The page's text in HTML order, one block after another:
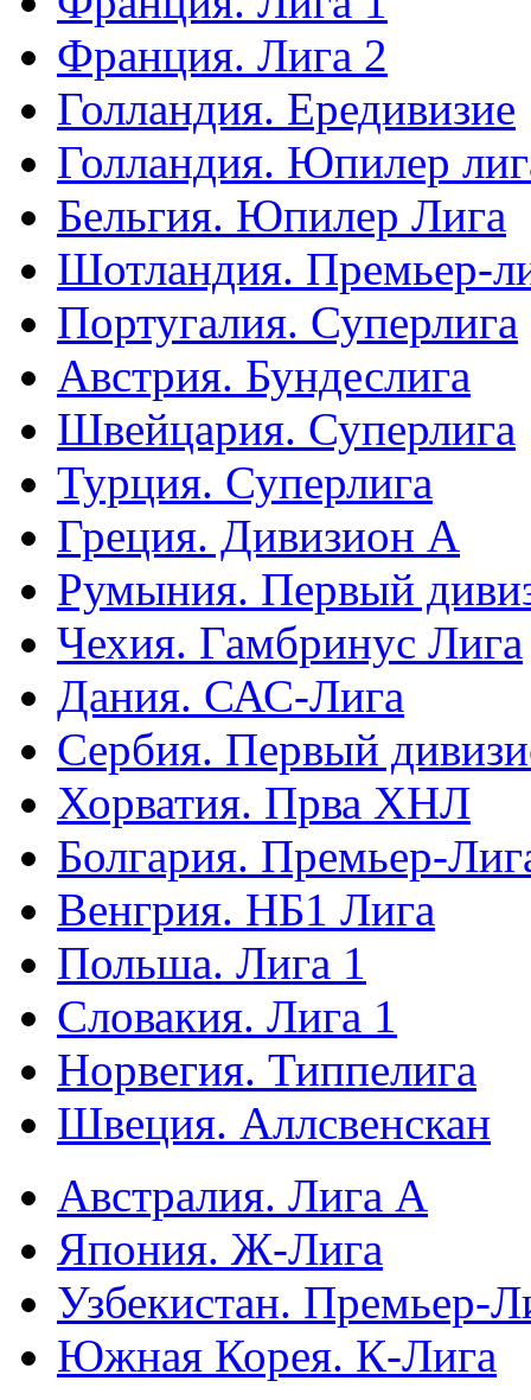
Франция. Лига 2
Голландия. Ередивизие
Голландия. Юпилер
Бельгия. Юпилер Лига
Шотландия. Премьер-
Португалия. Суперлига
Австрия. Бундеслига
Швейцария. Суперлига
Турция. Суперлига
Греция. Дивизион А
Румыния. Первый
Чехия. Гамбринус Лига
Дания. САС-Лига
Сербия. Первый
Хорватия. Прва ХНЛ
Болгария. Премьер-
Венгрия. НБ1 Лига
Польша. Лига 1
Словакия. Лига 1
Норвегия. Типпелига
Швеция. Аллсвенскан
Австралия. Лига А
Япония. Ж-Лига
Узбекистан. Премьер-
Южная Корея. К-Лига